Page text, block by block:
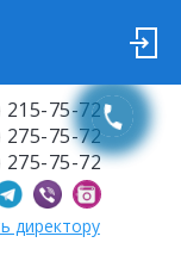
215-75-72
275-75-72
275-75-72
директору